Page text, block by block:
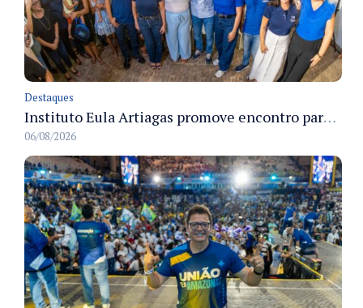
Destaques
Instituto Eula Artiagas promove encontro para discutir melhorias para o bairro Petrópolis
06/08/2026